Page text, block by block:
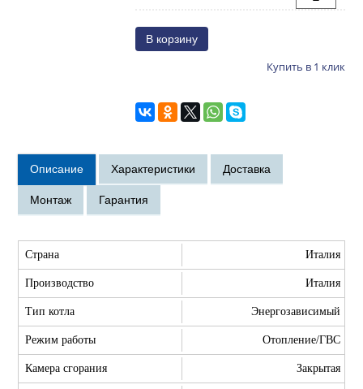
Купить в 1 клик
Страна Италия
Производство Италия
Тип котла Энергозависимый
Режим работы Отопление/ГВС
Камера сгорания Закрытая